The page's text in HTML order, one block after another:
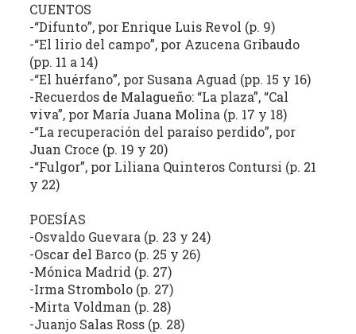
producción
independiente)
dedicadas
cultura,
literatura,
política,
artes
producción
intelectual
CUENTOS
-“Difunto”, por Enrique Luis Revol (p. 9)
-“El lirio del campo”, por Azucena Gribaudo
(pp. 11 a 14)
-“El huérfano”, por Susana Aguad (pp. 15 y 16)
-Recuerdos de Malagueño: “La plaza”, “Cal
viva”, por María Juana Molina (p. 17 y 18)
-“La recuperación del paraíso perdido”, por
Juan Croce (p. 19 y 20)
-“Fulgor”, por Liliana Quinteros Contursi (p. 21
y 22)
POESÍAS
-Osvaldo Guevara (p. 23 y 24)
-Oscar del Barco (p. 25 y 26)
-Mónica Madrid (p. 27)
-Irma Strombolo (p. 27)
-Mirta Voldman (p. 28)
-Juanjo Salas Ross (p. 28)